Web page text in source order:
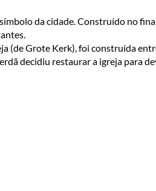
da cidade. Construído no
(de Grote Kerk), foi construída
decidiu restaurar a igreja para